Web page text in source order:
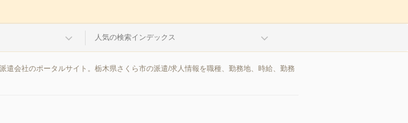
人気の検索インデックス
会社のポータルサイト。栃木県さくら市の派遣/求人情報を職種、勤務地、時給、勤務